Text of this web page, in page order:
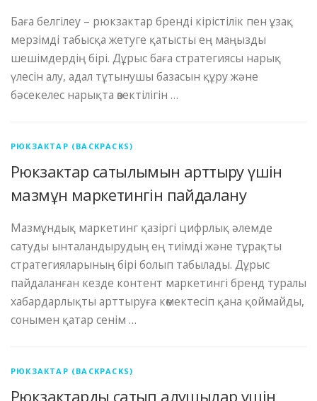
Баға белгілеу – рюкзактар ​​бренді кірістілік пен ұзақ
мерзімді табысқа жетуге қатысты ең маңызды
шешімдердің бірі. Дұрыс баға стратегиясы нарық
үлесін алу, адал тұтынушы базасын құру және
бәсекелес нарықта өзектілігін …
РЮКЗАКТАР (BACKPACKS)
Рюкзактар ​​сатылымын арттыру үшін
мазмұн маркетингін пайдалану
Мазмұндық маркетинг қазіргі цифрлық әлемде
сатуды ынталандырудың ең тиімді және тұрақты
стратегияларының бірі болып табылады. Дұрыс
пайдаланған кезде контент маркетингі бренд туралы
хабардарлықты арттыруға көмектесіп қана қоймайды,
сонымен қатар сенім …
РЮКЗАКТАР (BACKPACKS)
Рюкзактарды сатып алушылар үшін